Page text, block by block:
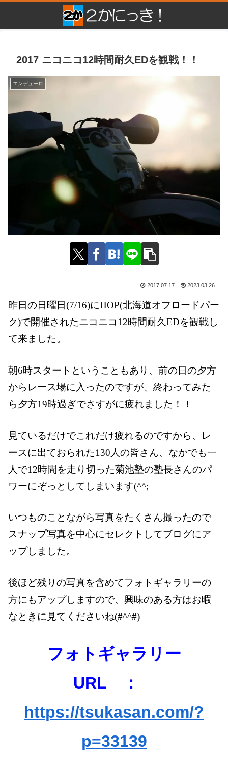
2017 ニコニコ12時間耐久EDを観戦！！
エンデューロ
2017.07.17 2023.03.26
昨日の日曜日(7/16)にHOP(北海道オフロードパー
ク)で開催されたニコニコ12時間耐久EDを観戦し
て来ました。
朝6時スタートということもあり、前の日の夕方
からレース場に入ったのですが、終わってみた
ら夕方19時過ぎでさすがに疲れました！！
見ているだけでこれだけ疲れるのですから、レ
ースに出ておられた130 人の皆さん、なかでも一
人で12時間を走り切った菊池塾の塾長さんのパ
ワーにぞっとしてしまいます(^^;
いつものことながら写真をたくさん撮ったので
スナップ写真を中心にセレクトしてブログにア
ップしました。
後ほど残りの写真を含めてフォトギャラリーの
方にもアップしますので、興味のある方はお暇
なときに見てくださいね(#^^#)
フォトギャラリー
URL ：
https://tsukasan.com/?
p=33139